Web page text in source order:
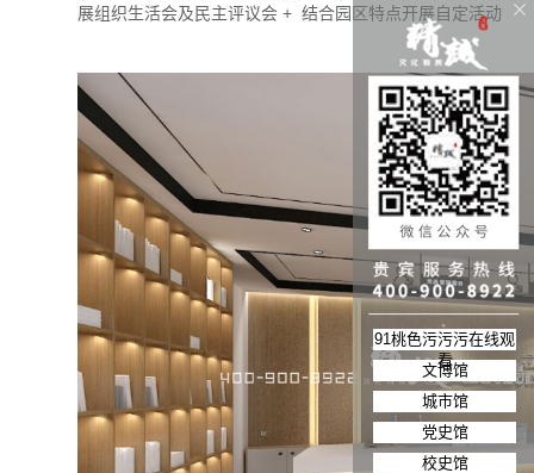
展组织生活会及民主评议会 + 结合园区特点开展自定活动
91桃色污污污在线观
看
文博馆
城市馆
党史馆
校史馆